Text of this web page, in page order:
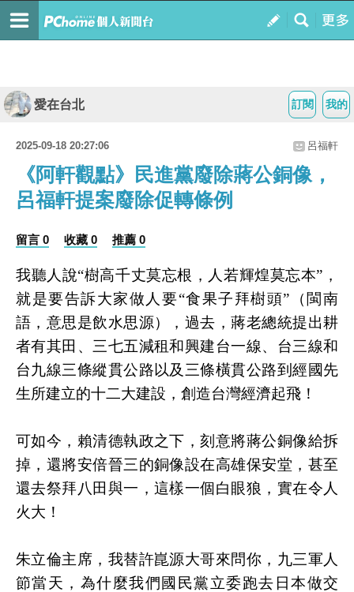
我的
訂閱
愛在台北
2025-09-18 20:27:06 呂福軒
《阿軒觀點》民進黨廢除蔣公銅像，
呂福軒提案廢除促轉條例
留言 0 收藏 0 推薦 0
我聽人說“樹高千丈莫忘根，人若輝煌莫忘本”，
就是要告訴大家做人要“食果子拜樹頭”（閩南
語，意思是飲水思源），過去，蔣老總統提出耕
者有其田、三七五減租和興建台一線、台三線和
台九線三條縱貫公路以及三條橫貫公路到經國先
生所建立的十二大建設，創造台灣經濟起飛！
可如今，賴清德執政之下，刻意將蔣公銅像給拆
掉，還將安倍晉三的銅像設在高雄保安堂，甚至
還去祭拜八田與一，這樣一個白眼狼，實在令人
火大！
朱立倫主席，我替許崑源大哥來問你，九三軍人
節當天，為什麼我們國民黨立委跑去日本做交